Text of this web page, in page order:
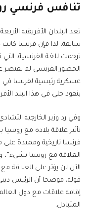
تنافس فرنسي
تعد البلدان الأفريقية
سابقة، لذا فإن فرنسا
ترجمت للغة الفرنسية،
الحضور الفرنسي لم يقتصر
عسكرية رئيسية لفرنسا
بنفوذ جلي في هذا البلد
وفي رد وزير الخارجية
تأثير علاقة بلاده مع
فرنسا تاريخية وممتدة على
العلاقة مع روسيا
الآن لن يؤثر على العلاقة
قوله، موضحا أن الرئيس
إقامة علاقات مع دول
المتبادل.